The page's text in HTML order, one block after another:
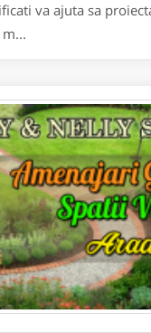
va ajuta sa